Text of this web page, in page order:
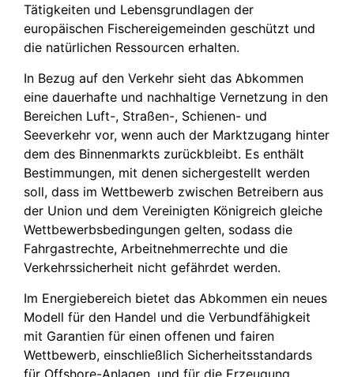
Tätigkeiten und Lebensgrundlagen der
europäischen Fischereigemeinden geschützt und
die natürlichen Ressourcen erhalten.
In Bezug auf den Verkehr sieht das Abkommen
eine dauerhafte und nachhaltige Vernetzung in den
Bereichen Luft-, Straßen-, Schienen- und
Seeverkehr vor, wenn auch der Marktzugang hinter
dem des Binnenmarkts zurückbleibt. Es enthält
Bestimmungen, mit denen sichergestellt werden
soll, dass im Wettbewerb zwischen Betreibern aus
der Union und dem Vereinigten Königreich gleiche
Wettbewerbsbedingungen gelten, sodass die
Fahrgastrechte, Arbeitnehmerrechte und die
Verkehrssicherheit nicht gefährdet werden.
Im Energiebereich bietet das Abkommen ein neues
Modell für den Handel und die Verbundfähigkeit
mit Garantien für einen offenen und fairen
Wettbewerb, einschließlich Sicherheitsstandards